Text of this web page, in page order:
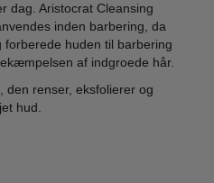
dag. Aristocrat Cleansing
inden barbering, da
huden til barbering
af indgroede hår.
den renser, eksfolierer og
hud.